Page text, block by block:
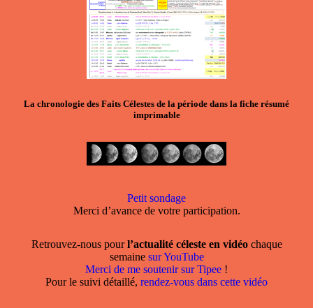
La chronologie des Faits Célestes de la période dans la fiche résumé
imprimable
Petit sondage
Merci d’avance de votre participation.
Retrouvez-nous pourl’actualité céleste en vidéochaque
semaine sur YouTube
Merci de me soutenir sur Tipee !
Pour le suivi détaillé, rendez-vous dans cette vidéo